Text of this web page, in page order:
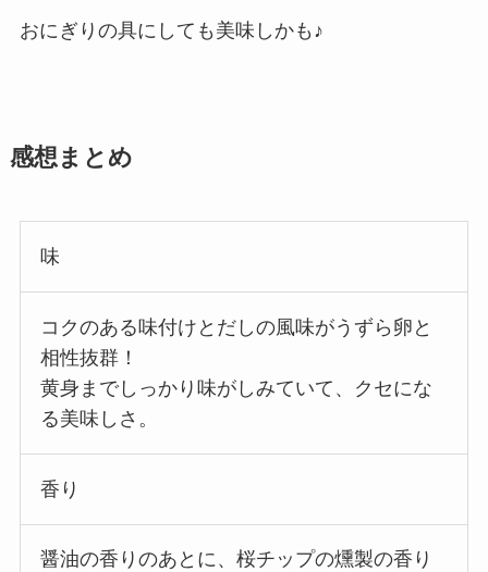
おにぎりの具にしても美味しかも♪
感想まとめ
味
コクのある味付けとだしの風味がうずら卵と
相性抜群！
黄身までしっかり味がしみていて、クセにな
る美味しさ。
香り
醤油の香りのあとに、桜チップの燻製の香り